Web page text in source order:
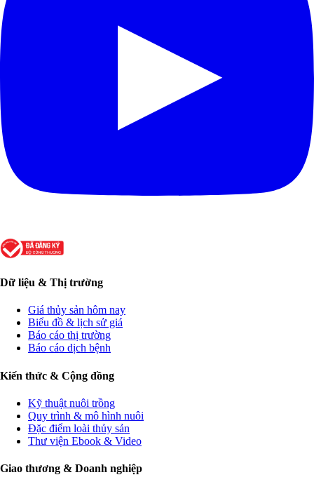
Dữ liệu & Thị trường
Giá thủy sản hôm nay
Biểu đồ & lịch sử giá
Báo cáo thị trường
Báo cáo dịch bệnh
Kiến thức & Cộng đồng
Kỹ thuật nuôi trồng
Quy trình & mô hình nuôi
Đặc điểm loài thủy sản
Thư viện Ebook & Video
Giao thương & Doanh nghiệp